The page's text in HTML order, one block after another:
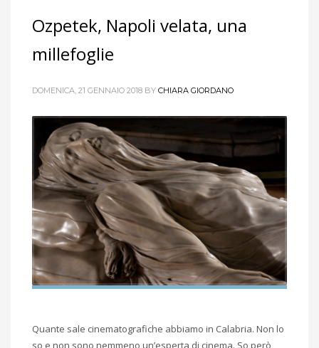
Ozpetek, Napoli velata, una
millefoglie
DOMENICA, 21 GENNAIO 2018 BY CHIARA GIORDANO
Quante sale cinematografiche abbiamo in Calabria. Non lo
so e non sono nemmeno un’esperta di cinema. So però